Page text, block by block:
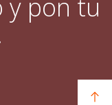
y pon tu